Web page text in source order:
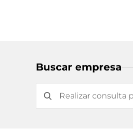
Buscar empresa